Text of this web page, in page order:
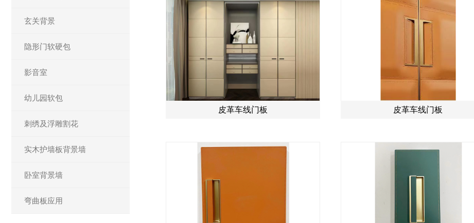
玄关背景
隐形门软硬包
影音室
幼儿园软包
刺绣及浮雕割花
实木护墙板背景墙
卧室背景墙
弯曲板应用
皮革车线门板 皮革车线门板